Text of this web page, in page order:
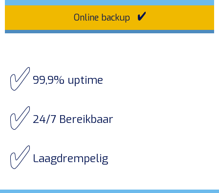
Online backup
99,9% uptime
24/7 Bereikbaar
Laagdrempelig